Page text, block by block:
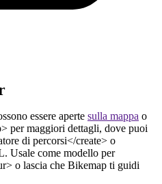
essere aperte sulla mappa o
per maggiori dettagli, dove puoi
di percorsi</create> o
Usale come modello per
o lascia che Bikemap ti guidi